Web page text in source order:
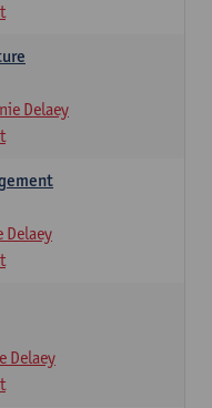
Delaey
Delaey
Delaey